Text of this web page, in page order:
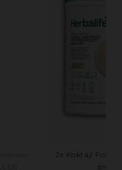
2x Koktajl